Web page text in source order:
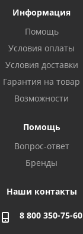
Информация
Помощь
Условия оплаты
Условия доставки
Гарантия на товар
Возможности
Помощь
Вопрос-ответ
Бренды
Наши контакты
8 800 350-75-60